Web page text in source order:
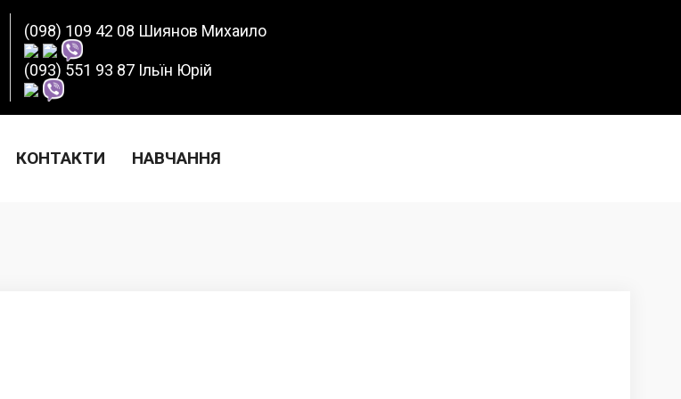
(098) 109 42 08 Шиянов Михаило
(093) 551 93 87 Ільїн Юрій
КОНТАКТИ НАВЧАННЯ